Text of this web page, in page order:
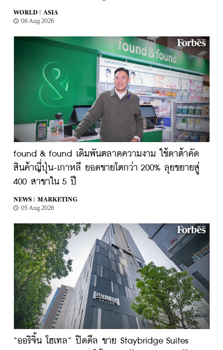
WORLD |
ASIA
06 Aug 2026
found & found เดิมพันตลาดความงาม ใช้ดาต้าคัด
สินค้าญี่ปุ่น-เกาหลี ยอดขายโตกว่า 200% ลุยขยายสู่
400 สาขาใน 5 ปี
NEWS |
MARKETING
05 Aug 2026
“ออริจิ้น โฮเทล” ปิดดีล ขาย Staybridge Suites